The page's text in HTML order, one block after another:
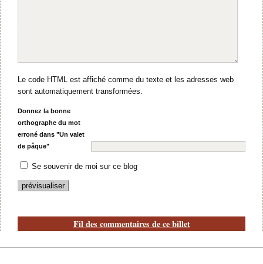
Le code HTML est affiché comme du texte et les adresses web
sont automatiquement transformées.
Donnez la bonne
orthographe du mot
erroné dans "Un valet
de pâque"
Se souvenir de moi sur ce blog
Fil des commentaires de ce billet